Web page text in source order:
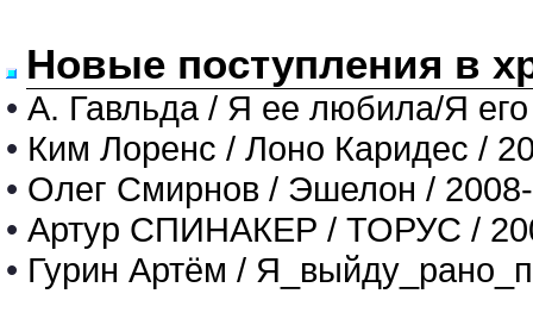
Новые поступления в
• А. Гавльда / Я ее любила/Я
• Ким Лоренс / Лоно Каридес /
• Олег Смирнов / Эшелон /
• Артур СПИНАКЕР / ТОРУС /
• Гурин Артём /